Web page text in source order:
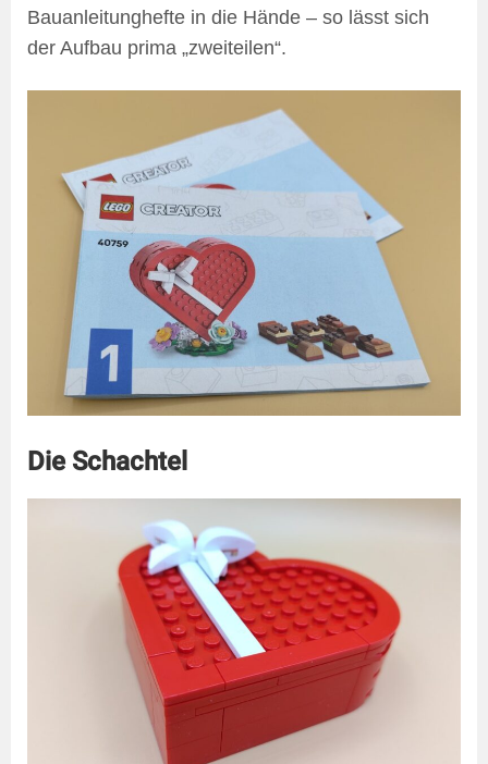
Bauanleitunghefte in die Hände – so lässt sich
der Aufbau prima „zweiteilen“.
Die Schachtel